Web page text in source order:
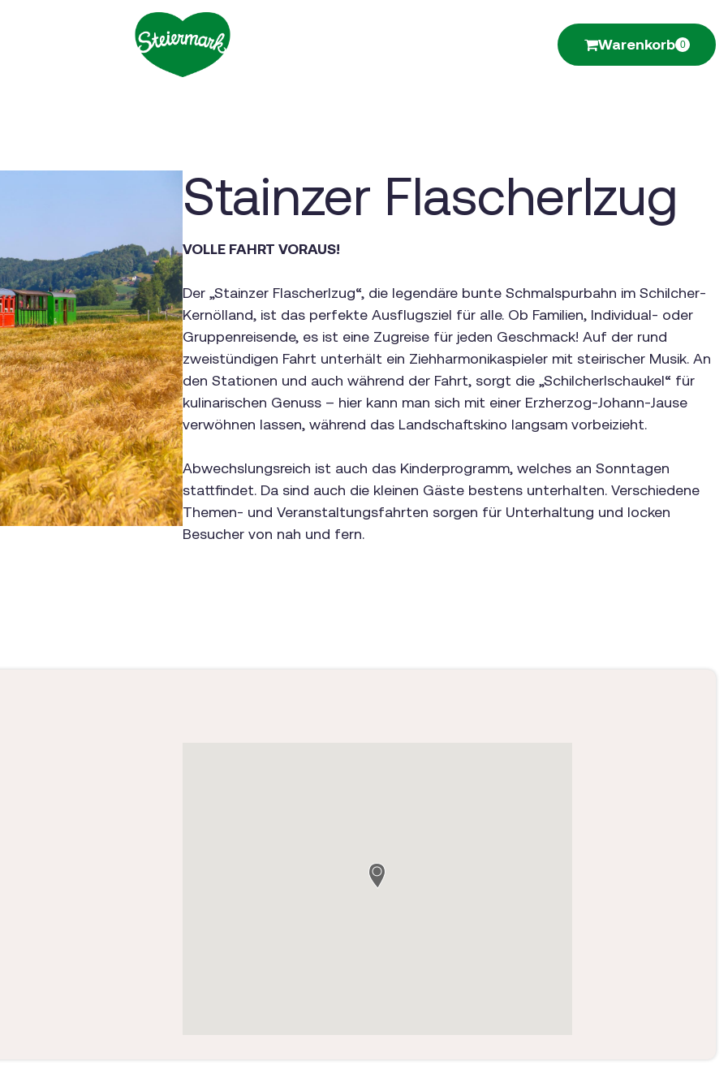
Warenkorb 0
Stainzer Flascherlzug
VOLLE FAHRT VORAUS!
Der „Stainzer Flascherlzug“, die legendäre bunte Schmalspurbahn im Schilcher-
Kernölland, ist das perfekte Ausflugsziel für alle. Ob Familien, Individual- oder
Gruppenreisende, es ist eine Zugreise für jeden Geschmack! Auf der rund
zweistündigen Fahrt unterhält ein Ziehharmonikaspieler mit steirischer Musik. An
den Stationen und auch während der Fahrt, sorgt die „Schilcherlschaukel“ für
kulinarischen Genuss – hier kann man sich mit einer Erzherzog-Johann-Jause
verwöhnen lassen, während das Landschaftskino langsam vorbeizieht.
Abwechslungsreich ist auch das Kinderprogramm, welches an Sonntagen
stattfindet. Da sind auch die kleinen Gäste bestens unterhalten. Verschiedene
Themen- und Veranstaltungsfahrten sorgen für Unterhaltung und locken
Besucher von nah und fern.